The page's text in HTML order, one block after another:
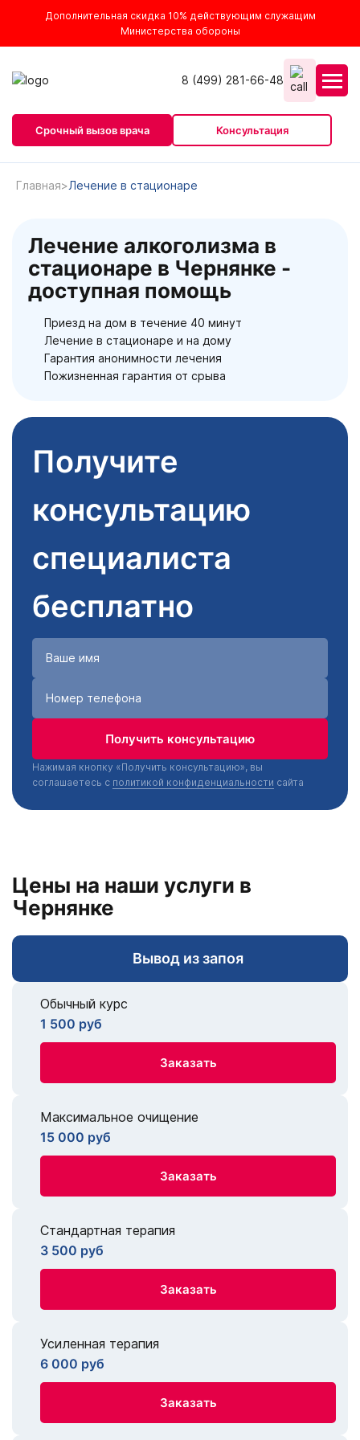
Дополнительная скидка 10% действующим служащим
Министерства обороны
8 (499) 281-66-48
Срочный вызов врача Консультация
Главная Лечение в стационаре
Лечение алкоголизма в
стационаре в Чернянке -
доступная помощь
Приезд на дом в течение 40 минут
Лечение в стационаре и на дому
Гарантия анонимности лечения
Пожизненная гарантия от срыва
Получите
консультацию
специалиста
бесплатно
Получить консультацию
Нажимая кнопку «Получить консультацию», вы
соглашаетесь с политикой конфиденциальности сайта
Цены на наши услуги в
Чернянке
Вывод из запоя
Обычный курс
1 500 руб
Заказать
Максимальное очищение
15 000 руб
Заказать
Стандартная терапия
3 500 руб
Заказать
Усиленная терапия
6 000 руб
Заказать